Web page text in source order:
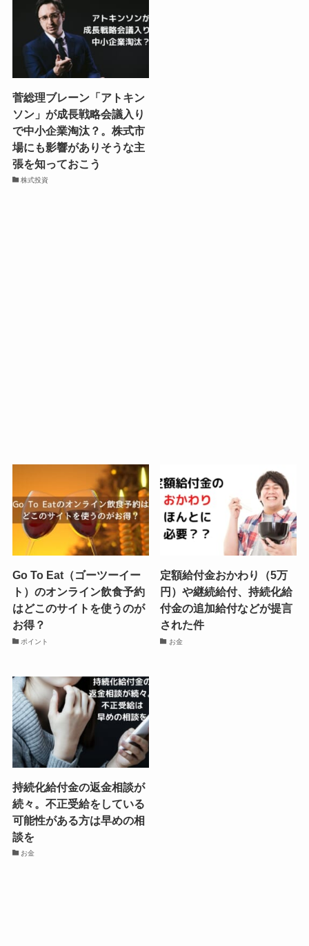
菅総理ブレーン「アトキン
ソン」が成長戦略会議入り
で中小企業淘汰？。株式市
場にも影響がありそうな主
張を知っておこう
株式投資
Go To Eat（ゴーツーイー
ト）のオンライン飲食予約
はどこのサイトを使うのが
お得？
ポイント
定額給付金おかわり（5万
円）や継続給付、持続化給
付金の追加給付などが提言
された件
お金
持続化給付金の返金相談が
続々。不正受給をしている
可能性がある方は早めの相
談を
お金